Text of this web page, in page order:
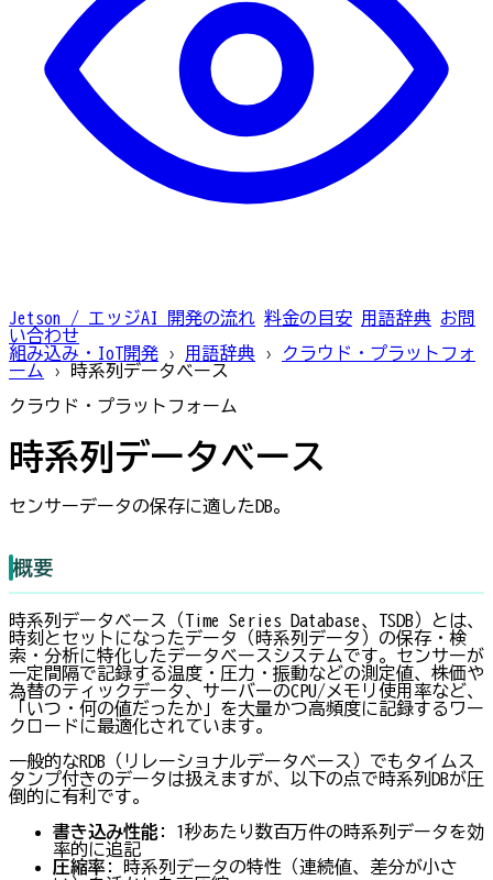
Jetson / エッジAI 開発の流れ 料金の目安 用語辞典 お問
い合わせ
組み込み・IoT開発
› 用語辞典 ›
クラウド・プラットフォ
ーム
›
時系列データベース
クラウド・プラットフォーム
時系列データベース
センサーデータの保存に適したDB。
概要
時系列データベース（Time Series Database、TSDB）とは、
時刻とセットになったデータ（時系列データ）の保存・検
索・分析に特化したデータベースシステムです。センサーが
一定間隔で記録する温度・圧力・振動などの測定値、株価や
為替のティックデータ、サーバーのCPU/メモリ使用率など、
「いつ・何の値だったか」を大量かつ高頻度に記録するワー
クロードに最適化されています。
一般的なRDB（リレーショナルデータベース）でもタイムス
タンプ付きのデータは扱えますが、以下の点で時系列DBが圧
倒的に有利です。
書き込み性能 : 1秒あたり数百万件の時系列データを効
率的に追記
圧縮率: 時系列データの特性（連続値、差分が小さ